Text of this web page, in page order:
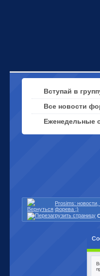
Вступай в
Все новости
Еженедельные
Prosims:
форева ;)